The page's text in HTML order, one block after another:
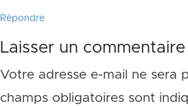
Répondre
Laisser un commentaire
Votre adresse e-mail ne sera
champs obligatoires sont